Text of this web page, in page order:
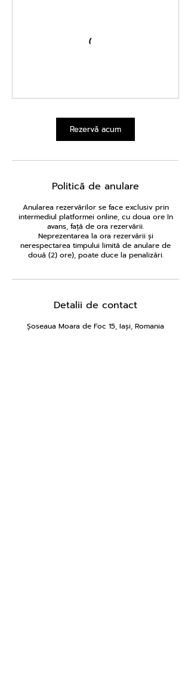
Rezervă acum
Politică de anulare
Anularea rezervărilor se face exclusiv prin
intermediul platformei online, cu doua ore în
avans, față de ora rezervării.
Neprezentarea la ora rezervării și
nerespectarea timpului limită de anulare de
două (2) ore), poate duce la penalizări.
Detalii de contact
Șoseaua Moara de Foc 15, Iași, Romania